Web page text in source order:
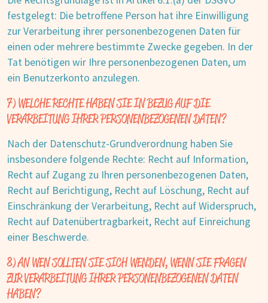
festgelegt: Die betroffene Person hat ihre Einwilligung
zur Verarbeitung ihrer personenbezogenen Daten für
einen oder mehrere bestimmte Zwecke gegeben. In der
Tat benötigen wir Ihre personenbezogenen Daten, um
ein Benutzerkonto anzulegen.
7) WELCHE RECHTE HABEN SIE IN BEZUG AUF DIE
VERARBEITUNG IHRER PERSONENBEZOGENEN DATEN?
Nach der Datenschutz-Grundverordnung haben Sie
insbesondere folgende Rechte: Recht auf Information,
Recht auf Zugang zu Ihren personenbezogenen Daten,
Recht auf Berichtigung, Recht auf Löschung, Recht auf
Einschränkung der Verarbeitung, Recht auf Widerspruch,
Recht auf Datenübertragbarkeit, Recht auf Einreichung
einer Beschwerde.
8) AN WEN SOLLTEN SIE SICH WENDEN, WENN SIE FRAGEN
ZUR VERARBEITUNG IHRER PERSONENBEZOGENEN DATEN
HABEN?